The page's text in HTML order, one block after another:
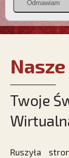
POZNAJ
Twoje
Ruszyła
Odmawiam